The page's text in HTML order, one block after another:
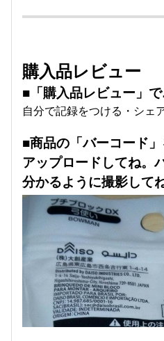
購入品レビュー
■「購入品レビュー」
自分で記録をつける・シェ
■商品の「バーコード
アップロードしてね。
分かるように撮影して